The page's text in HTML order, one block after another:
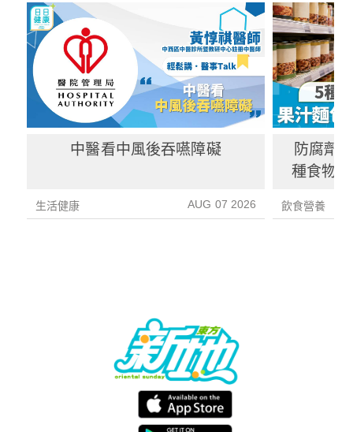
中醫看中風後吞嚥障礙
生活健康 AUG 07 2026
防腐劑
種食物
飲食營養